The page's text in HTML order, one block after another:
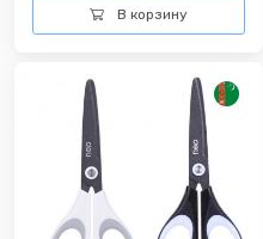
В корзину